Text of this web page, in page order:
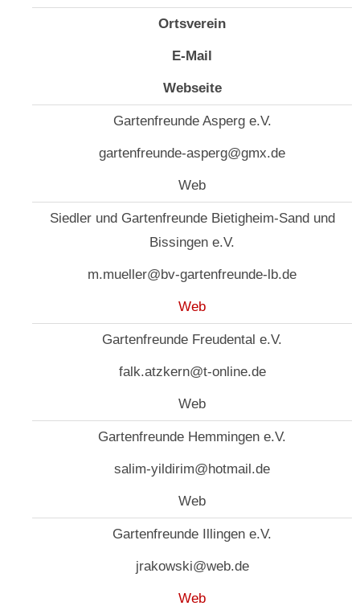
Ortsverein
E-Mail
Webseite
Gartenfreunde Asperg e.V.
gartenfreunde-asperg@gmx.de
Web
Siedler und Gartenfreunde Bietigheim-Sand und
Bissingen e.V.
m.mueller@bv-gartenfreunde-lb.de
Web
Gartenfreunde Freudental e.V.
falk.atzkern@t-online.de
Web
Gartenfreunde Hemmingen e.V.
salim-yildirim@hotmail.de
Web
Gartenfreunde Illingen e.V.
jrakowski@web.de
Web